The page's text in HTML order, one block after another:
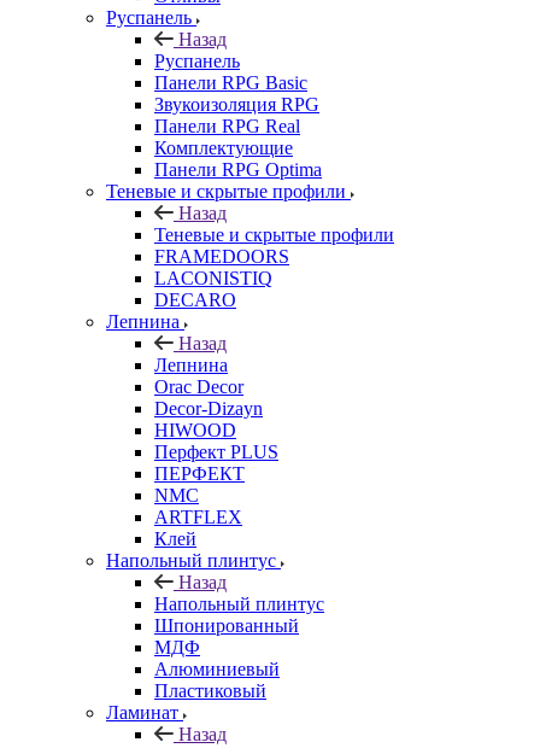
Руспанель
Назад
Руспанель
Панели RPG Basic
Звукоизоляция RPG
Панели RPG Real
Комплектующие
Панели RPG Optima
Теневые и скрытые профили
Назад
Теневые и скрытые профили
FRAMEDOORS
LACONISTIQ
DECARO
Лепнина
Назад
Лепнина
Orac Decor
Decor-Dizayn
HIWOOD
Перфект PLUS
ПЕРФЕКТ
NMC
ARTFLEX
Клей
Напольный плинтус
Назад
Напольный плинтус
Шпонированный
МДФ
Алюминиевый
Пластиковый
Ламинат
Назад